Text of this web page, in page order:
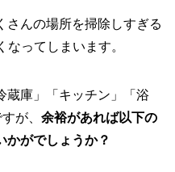
さんの場所を掃除しすぎる
ってしまいます。
蔵庫」「キッチン」「浴
が、 余裕があれば以下の
かがでしょうか？